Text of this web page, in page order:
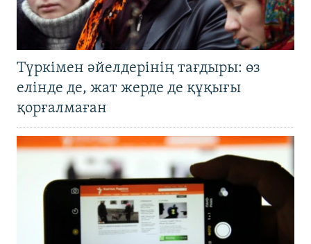
Түркімен әйелдерінің тағдыры: өз
елінде де, жат жерде де құқығы
қорғалмаған